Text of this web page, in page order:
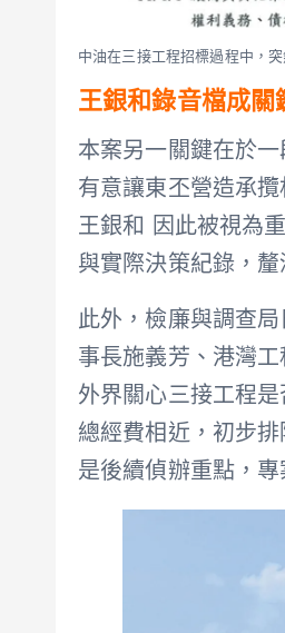
中油在三接工程招標過程中，
王銀和錄音檔成關
本案另一關鍵在於
有意讓東丕營造承
王銀和 因此被視為
與實際決策紀錄，
此外，檢廉與調查
事長施義芳、港灣
外界關心三接工程
總經費相近，初步
是後續偵辦重點，